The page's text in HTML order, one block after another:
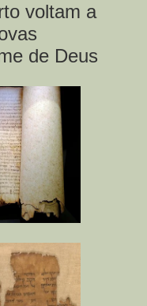
voltam a
de Deus